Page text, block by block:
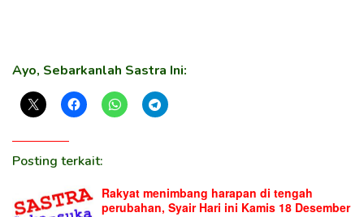
Ayo, Sebarkanlah Sastra Ini:
Posting terkait:
Rakyat menimbang harapan di tengah
perubahan, Syair Hari ini Kamis 18 Desember